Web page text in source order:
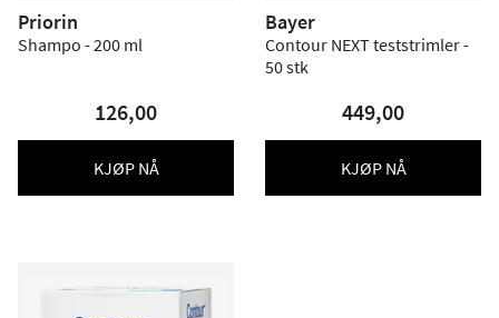
Priorin
Shampo - 200 ml
126,00
KJØP NÅ
Bayer
Contour NEXT teststrimler -
50 stk
449,00
KJØP NÅ